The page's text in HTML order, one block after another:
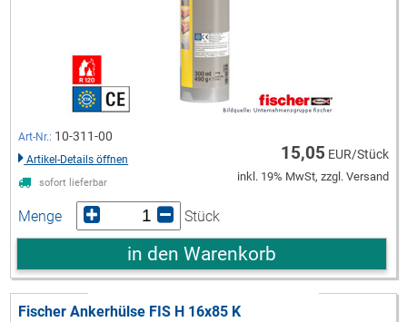
Art-Nr.: 10-311-00
Artikel-Details öffnen
sofort lieferbar
15,05 EUR/Stück
inkl. 19% MwSt, zzgl. Versand
Menge Stück
in den Warenkorb
Fischer Ankerhülse FIS H 16x85 K